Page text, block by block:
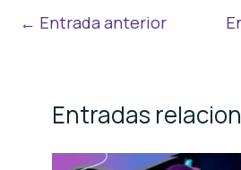
← Entrada anterior
Entradas